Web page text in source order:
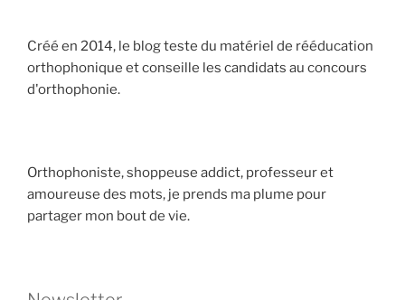
Créé en 2014, le blog teste du matériel de rééducation
orthophonique et conseille les candidats au concours
d'orthophonie.
Orthophoniste, shoppeuse addict, professeur et
amoureuse des mots, je prends ma plume pour
partager mon bout de vie.